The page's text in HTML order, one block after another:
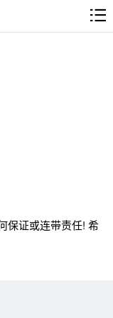
保证或连带责任! 希